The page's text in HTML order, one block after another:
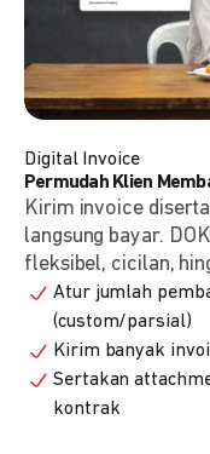
Digital Invoice
Permudah Klien
Kirim invoice
langsung bayar.
fleksibel, cicilan,
Atur jumlah
(custom/parsial)
Kirim banyak
Sertakan
kontrak